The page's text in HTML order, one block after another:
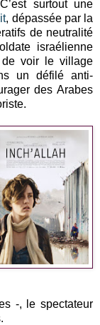
surtout une
, dépassée par la
de neutralité
israélienne
de voir le village
un défilé anti-
des Arabes
-, le spectateur